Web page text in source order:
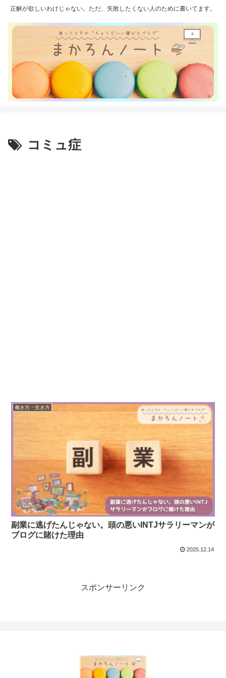
正解が欲しいわけじゃない。ただ、失敗したくない人のために書いてます。
コミュ症
働き方・生き方
副業に逃げたんじゃない。頭の悪いINTJサラリーマンが
ブログに賭けた理由
2025.12.14
スポンサーリンク